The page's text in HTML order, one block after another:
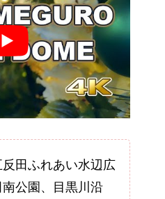
田ふれあい水辺広
公園、目黒川沿